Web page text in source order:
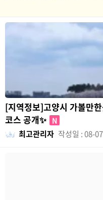
[지역정보]고양시 가볼만
코스 공개✨ N
최고관리자 작성일 : 08-07